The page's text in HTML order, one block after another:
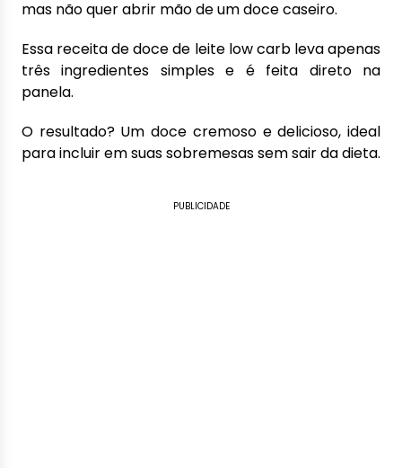
mas não quer abrir mão de um doce caseiro.
Essa receita de doce de leite low carb leva apenas
três ingredientes simples e é feita direto na
panela.
O resultado? Um doce cremoso e delicioso, ideal
para incluir em suas sobremesas sem sair da dieta.
PUBLICIDADE